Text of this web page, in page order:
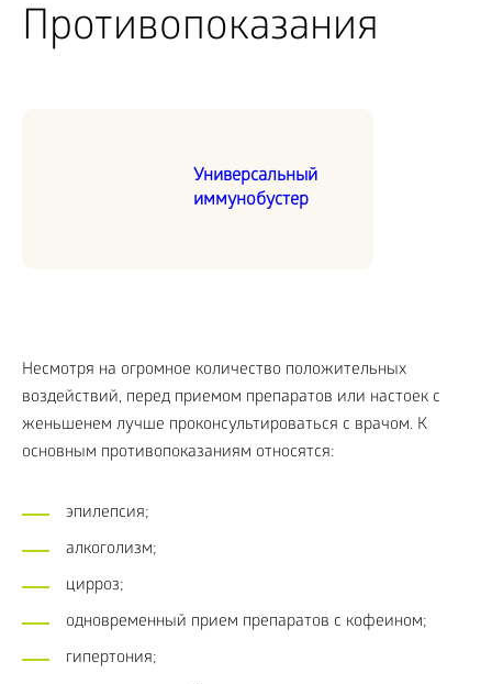
Противопоказания
Универсальный
иммунобустер
Несмотря на огромное количество положительных
воздействий, перед приемом препаратов или настоек с
женьшенем лучше проконсультироваться с врачом. К
основным противопоказаниям относятся:
эпилепсия;
алкоголизм;
цирроз;
одновременный прием препаратов с кофеином;
гипертония;